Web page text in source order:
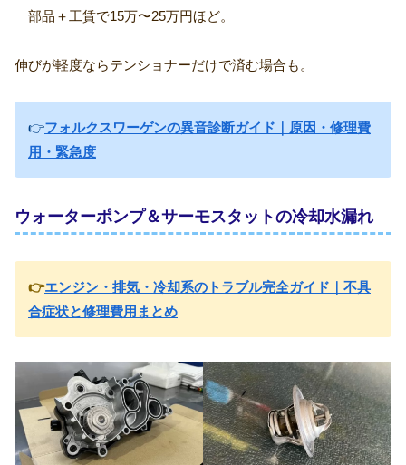
部品＋工賃で15万〜25万円ほど。
伸びが軽度ならテンショナーだけで済む場合も。
👉フォルクスワーゲンの異音診断ガイド｜原因・修理費
用・緊急度
ウォーターポンプ＆サーモスタットの冷却水漏れ
👉エンジン・排気・冷却系のトラブル完全ガイド｜不具
合症状と修理費用まとめ